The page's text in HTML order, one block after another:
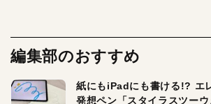
編集部のおすすめ
紙にもiPadにも書ける!? エ
発想ペン「スタイラスツー